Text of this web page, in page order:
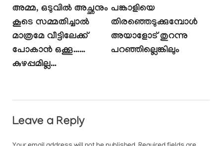
അമ്മ, ഒടുവിൽ അച്ഛനും
കൂടെ സമ്മതിച്ചാൽ
മാത്രമേ വീട്ടിലേക്ക്
പോകാൻ ഒക്കൂ……
പങ്കാളിയെ
തിരഞ്ഞെടുക്കുമ്പോൾ
അയാളോട് തുറന്നു
പറഞ്ഞില്ലെങ്കിലും
കുഴപ്പമില്ല…
Leave a Reply